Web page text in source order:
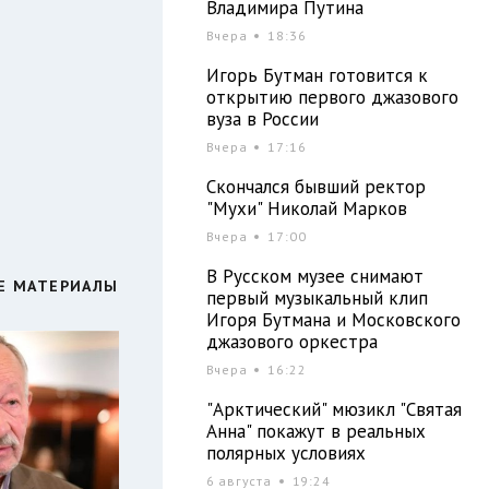
МАТЕРИАЛЫ
Владимира Путина
Вчера 18:36
Игорь Бутман готовится к
открытию первого джазового
вуза в России
Вчера 17:16
Скончался бывший ректор
"Мухи" Николай Марков
Вчера 17:00
В Русском музее снимают
первый музыкальный клип
Игоря Бутмана и Московского
джазового оркестра
Вчера 16:22
"Арктический" мюзикл "Святая
Анна" покажут в реальных
полярных условиях
6 августа 19:24